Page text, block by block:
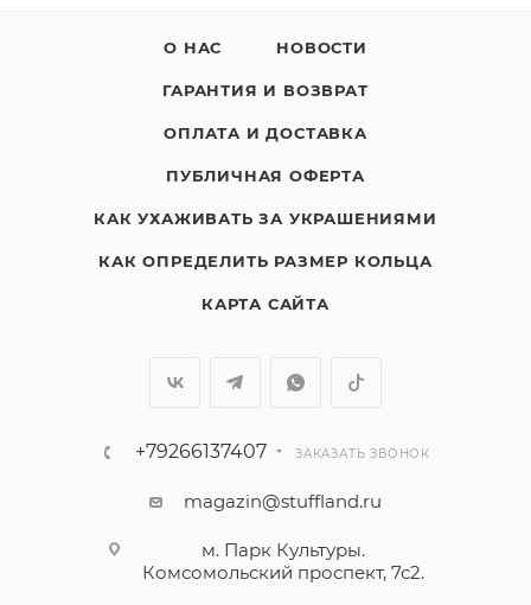
О НАС НОВОСТИ
ГАРАНТИЯ И ВОЗВРАТ
ОПЛАТА И ДОСТАВКА
ПУБЛИЧНАЯ ОФЕРТА
КАК УХАЖИВАТЬ ЗА УКРАШЕНИЯМИ
КАК ОПРЕДЕЛИТЬ РАЗМЕР КОЛЬЦА
КАРТА САЙТА
+79266137407 ЗАКАЗАТЬ ЗВОНОК
magazin@stuffland.ru
м. Парк Культуры.
Комсомольский проспект, 7с2.